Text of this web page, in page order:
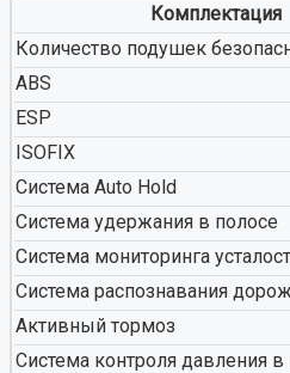
Комплектация
Количество подушек
ABS
ESP
ISOFIX
Система Auto Hold
Система удержания в полосе
Система мониторинга
Система распознавания
Активный тормоз
Система контроля давления